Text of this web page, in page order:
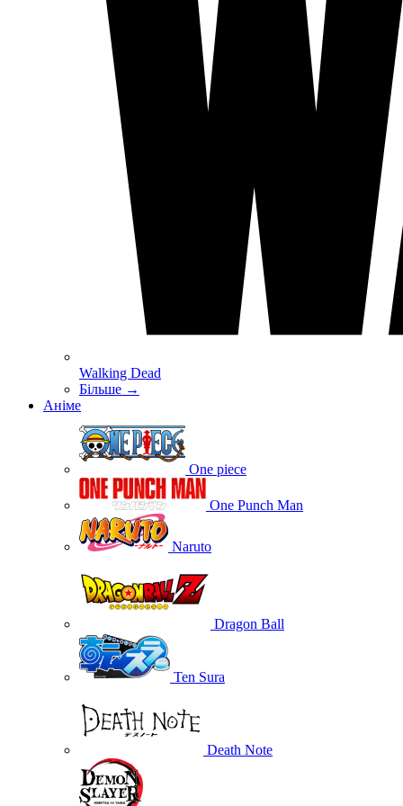
Walking Dead
Більше →
Аніме
One piece
One Punch Man
Naruto
Dragon Ball
Ten Sura
Death Note